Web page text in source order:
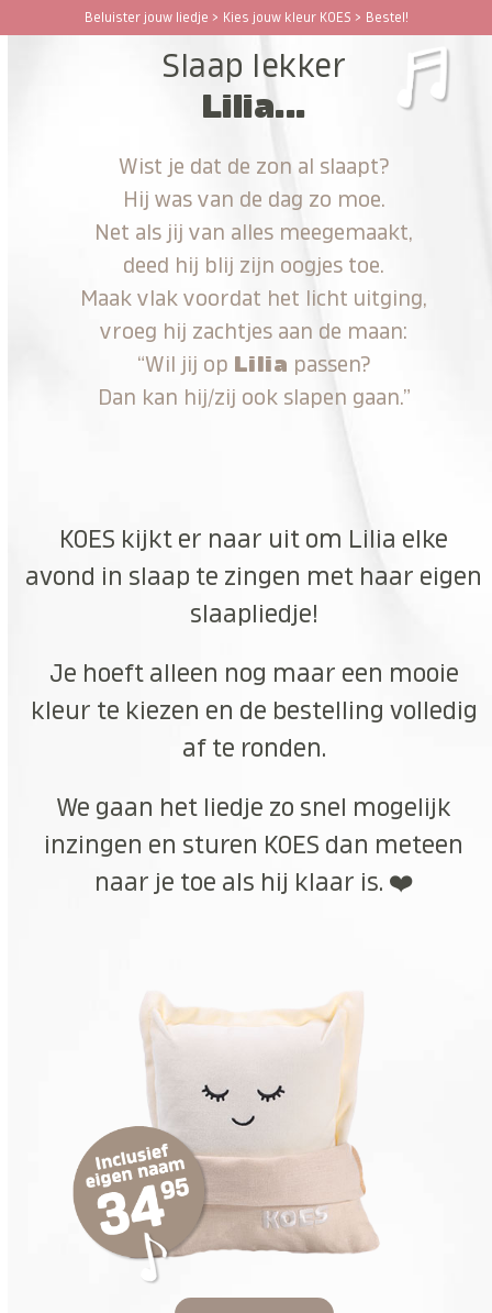
Beluister jouw liedje > Kies jouw kleur KOES > Bestel!
Open
Close
Slaap lekker
Lilia...
Wist je dat de zon al slaapt?
Hij was van de dag zo moe.
Net als jij van alles meegemaakt,
deed hij blij zijn oogjes toe.
Maak vlak voordat het licht uitging,
vroeg hij zachtjes aan de maan:
“Wil jij op Lilia passen?
Dan kan hij/zij ook slapen gaan.”
KOES kijkt er naar uit om Lilia elke
avond in slaap te zingen met haar eigen
slaapliedje!
Je hoeft alleen nog maar een mooie
kleur te kiezen en de bestelling volledig
af te ronden.
We gaan het liedje zo snel mogelijk
inzingen en sturen KOES dan meteen
naar je toe als hij klaar is. ❤️